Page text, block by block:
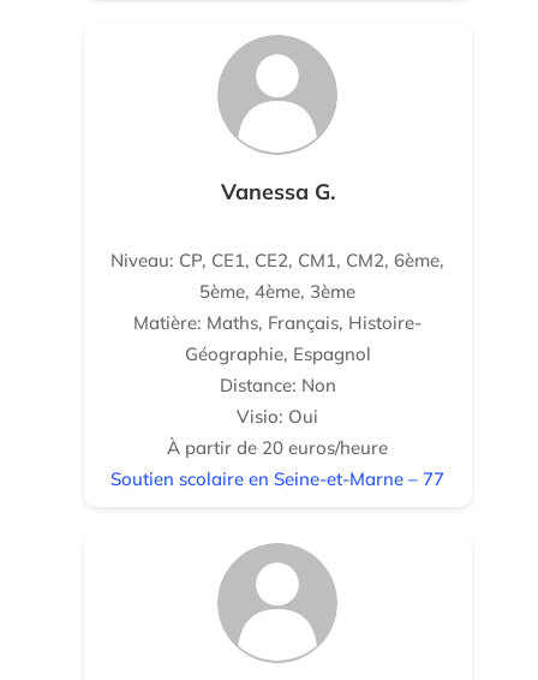
Vanessa G.
Niveau: CP, CE1, CE2, CM1, CM2, 6ème,
5ème, 4ème, 3ème
Matière: Maths, Français, Histoire-
Géographie, Espagnol
Distance: Non
Visio: Oui
À partir de 20 euros/heure
Soutien scolaire en Seine-et-Marne – 77